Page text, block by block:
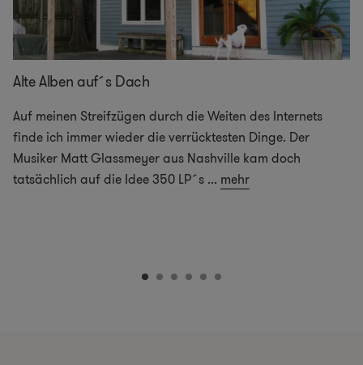
Alte Alben auf´s Dach
Auf meinen Streifzügen durch die Weiten des Internets
finde ich immer wieder die verrücktesten Dinge. Der
Musiker Matt Glassmeyer aus Nashville kam doch
tatsächlich auf die Idee 350 LP´s ... mehr